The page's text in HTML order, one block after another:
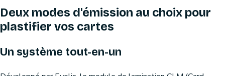
Deux modes d'émission au choix pour
plastifier vos cartes
Un système tout-en-un